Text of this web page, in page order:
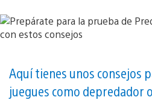
Aquí tienes unos consejos
juegues como depredador